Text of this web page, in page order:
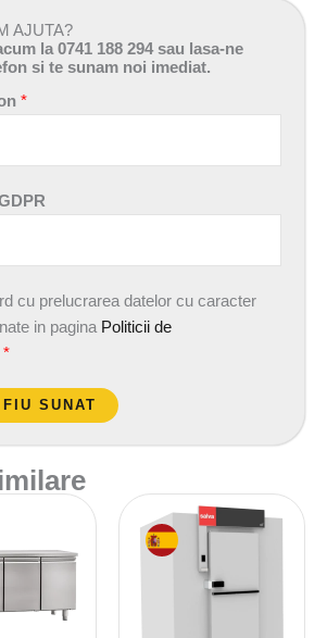
AJUTA?
la 0741 188 294 sau lasa-ne
si te sunam noi imediat.
*
cu prelucrarea datelor cu caracter
in pagina Politicii de
*
SUNAT